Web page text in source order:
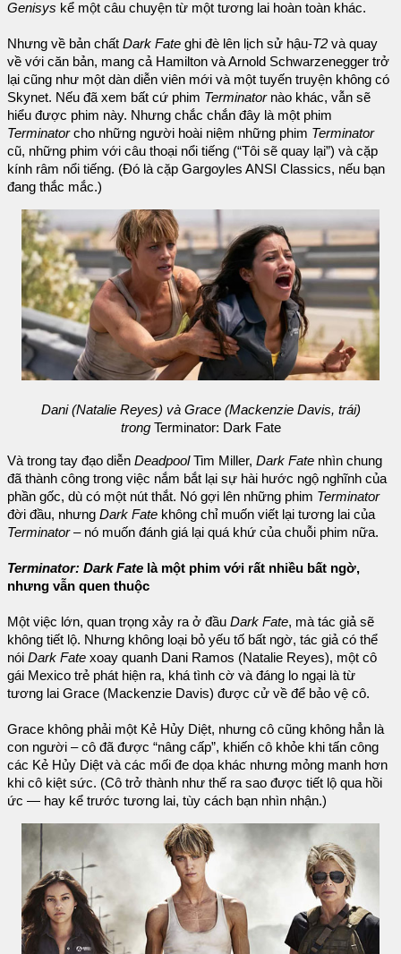
Genisys kể một câu chuyện từ một tương lai hoàn toàn khác.
Nhưng về bản chất Dark Fate ghi đè lên lịch sử hậu-T2 và quay
về với căn bản, mang cả Hamilton và Arnold Schwarzenegger trở
lại cũng như một dàn diễn viên mới và một tuyến truyện không có
Skynet. Nếu đã xem bất cứ phim Terminatornào khác, vẫn sẽ
hiểu được phim này. Nhưng chắc chắn đây là một phim
Terminatorcho những người hoài niệm những phim Terminator
cũ, những phim với câu thoại nổi tiếng (“Tôi sẽ quay lại”) và cặp
kính râm nổi tiếng. (Đó là cặp Gargoyles ANSI Classics, nếu bạn
đang thắc mắc.)
Dani (Natalie Reyes) và Grace (Mackenzie Davis, trái)
trong Terminator: Dark Fate
Và trong tay đạo diễn DeadpoolTim Miller, Dark Fate nhìn chung
đã thành công trong việc nắm bắt lại sự hài hước ngộ nghĩnh của
phần gốc, dù có một nút thắt. Nó gợi lên những phim Terminator
đời đầu, nhưng Dark Fate không chỉ muốn viết lại tương lai của
Terminator– nó muốn đánh giá lại quá khứ của chuỗi phim nữa.
Terminator: Dark Fate là một phim với rất nhiều bất ngờ,
nhưng vẫn quen thuộc
Một việc lớn, quan trọng xảy ra ở đầu Dark Fate, mà tác giả sẽ
không tiết lộ. Nhưng không loại bỏ yếu tố bất ngờ, tác giả có thể
nói Dark Fate xoay quanh Dani Ramos (Natalie Reyes), một cô
gái Mexico trẻ phát hiện ra, khá tình cờ và đáng lo ngại là từ
tương lai Grace (Mackenzie Davis) được cử về để bảo vệ cô.
Grace không phải một Kẻ Hủy Diệt, nhưng cô cũng không hẳn là
con người – cô đã được “nâng cấp”, khiến cô khỏe khi tấn công
các Kẻ Hủy Diệt và các mối đe dọa khác nhưng mỏng manh hơn
khi cô kiệt sức. (Cô trở thành như thế ra sao được tiết lộ qua hồi
ức — hay kể trước tương lai, tùy cách bạn nhìn nhận.)